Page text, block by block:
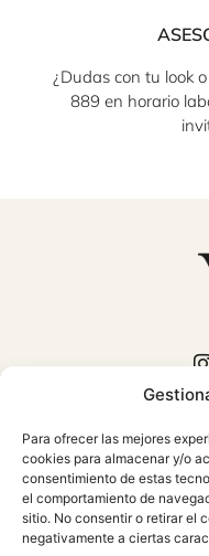
Para ofrecer las mejores
cookies para almacenar y/o
consentimiento de estas
el comportamiento de
sitio. No consentir o retirar el
negativamente a ciertas
¿Dudas con tu look
889 en horario
C/